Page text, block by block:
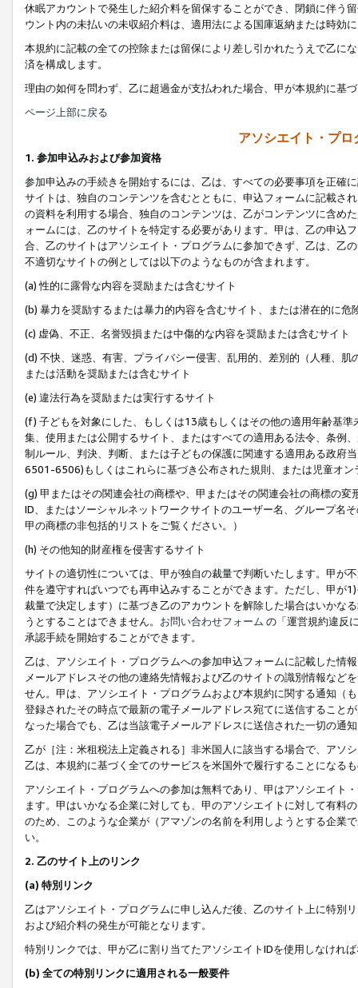
休眠アカウントで発生した紹介料を留保することができ、閉鎖に伴う
ウント内の未払いの未収紹介料は、適用法による国庫返納または時効
本規約に記載の全ての控除または留保により差し引かれたうえで乙に
済を構成します。
理由の如何を問わず、乙に超過金が支払われた場合、甲が本規約に基
ページ上部に戻る
アソシエイト・プ
1. 参加申込みおよび参加資格
参加申込みの手続きを開始するには、乙は、すべての必要事項を正確
サイトは、独自のコンテンツを含むとともに、申込フォームに記載さ
の資料を利用する場合、独自のコンテンツは、乙がコンテンツに含め
ォームには、乙のサイトを特定する必要があります。甲は、乙の申込
合、乙のサイトはアソシエイト・プログラムに参加できず、乙は、乙
不適切なサイトの例としては以下のようなものが含まれます。
(a) 性的に露骨な内容を奨励または含むサイト
(b) 暴力を奨励するまたは暴力的内容を含むサイト、または潜在的に
(c) 虚偽、不正、名誉毀損または中傷的な内容を奨励または含むサイト
(d) 不快、迷惑、有害、プライバシー侵害、乱用的、差別的（人種、
または活動を奨励または含むサイト
(e) 違法行為を奨励または実行するサイト
(f) 子どもを対象にした、もしくは13歳もしくはその他の適用年齢基
集、使用または公開するサイト、またはすべての適用ある法令、条例
制ルール、判決、判断、または子どもの保護に関連する適用ある政府
6501-6506)もしくはこれらに基づき公布された規則、または児童オン
(g) 甲またはその関連会社の商標や、甲またはその関連会社の商標の
ID、またはソーシャルネットワークサイトのユーザー名、グループ名
甲の商標の非包括的リストをご覧ください。）
(h) その他知的財産権を侵害するサイト
サイトの適切性については、甲が独自の裁量で判断いたします。甲が
件を遵守すればいつでも再申込みすることができます。ただし、甲が
裁量で決定します）に基づき乙のアカウントを解除した場合はいかな
うとすることはできません。 お問い合わせフォーム の「運営規約違反
承認手続を開始することができます。
乙は、アソシエイト・プログラムへの参加申込フォームに記載した情
メールアドレスその他の連絡先情報および乙のサイトの識別情報など
せん。甲は、アソシエイト・プログラムおよび本規約に関する通知（
登録されたその時点で最新の電子メールアドレス宛てに送信すること
なった場合でも、乙は当該電子メールアドレスに送信された一切の通
乙が［注：米租税法上定義される］非米国人に該当する場合で、アソ
乙は、本規約に基づく全てのサービスを米国外で履行することになる
アソシエイト・プログラムへの参加は無料であり、甲はアソシエイト
ます。甲はいかなる企業に対しても、甲のアソシエイトに対して有料
のため、このような企業が（アマゾンの名前を利用しようとする企業
い。
2. 乙のサイト上のリンク
(a) 特別リンク
乙はアソシエイト・プログラムに申し込んだ後、乙のサイト上に特別
および紹介料の発生が可能となります。
特別リンクでは、甲が乙に割り当てたアソシエイトIDを使用しなけれ
(b) 全ての特別リンクに適用される一般要件